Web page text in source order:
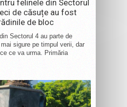
felinele din Sectorul
de căsuțe au fost
de bloc
Sectorul 4 au parte de
sigure pe timpul verii, dar
ce va urma. Primăria